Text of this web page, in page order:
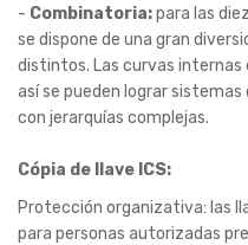
- Combinatoria:para las
se dispone de una gran
distintos. Las curvas internas
así se pueden lograr
con jerarquías complejas.
Cópia de llave ICS:
Protección organizativa: las
para personas autorizadas